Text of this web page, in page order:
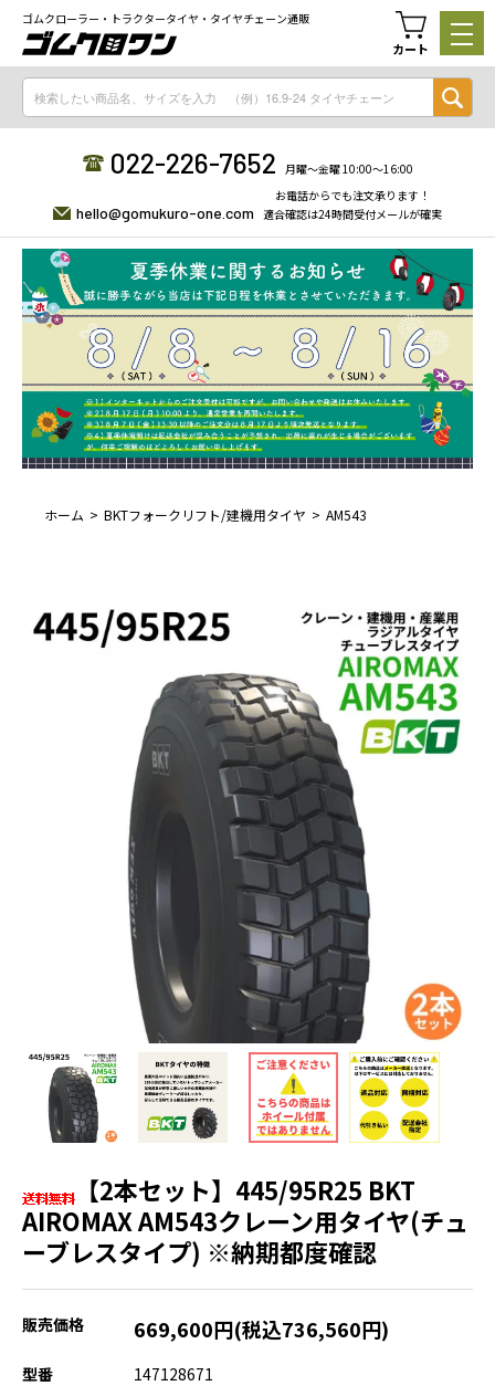
ゴムクローラー・トラクタータイヤ・タイヤチェーン通販
カート
022-226-7652 月曜〜金曜 10:00〜16:00
hello@gomukuro-one.com
お電話からでも注文承ります！
適合確認は24時間受付メールが確実
ホーム BKTフォークリフト/建機用タイヤ AM543
【2本セット】445/95R25 BKT
AIROMAX AM543クレーン用タイヤ(チュ
ーブレスタイプ) ※納期都度確認
販売価格 669,600円(税込736,560円)
型番 147128671